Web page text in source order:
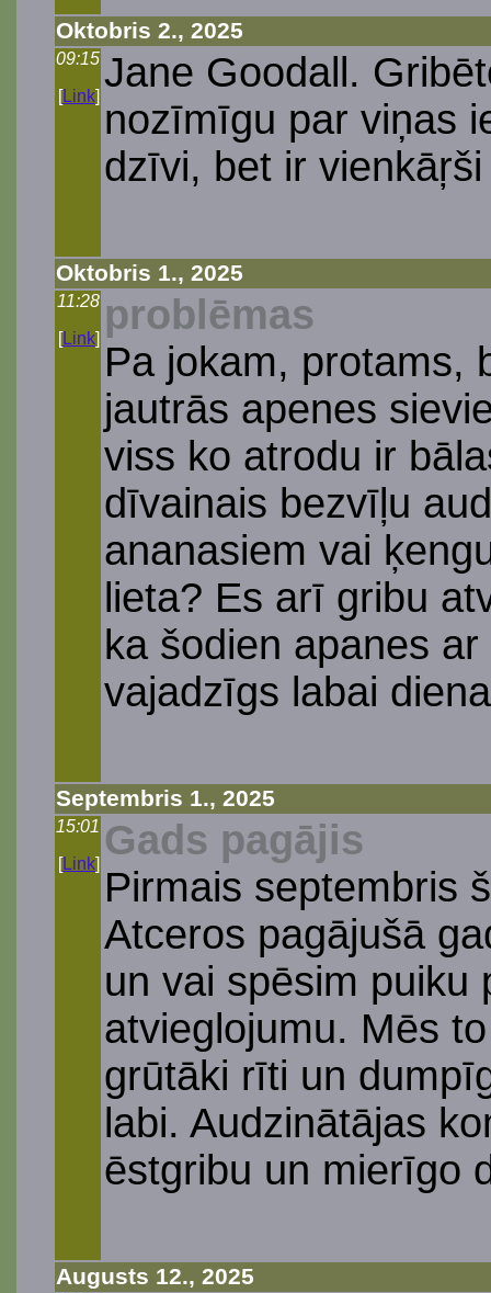
Oktobris 2., 2025
09:15
[Link]
Jane Goodall.
nozīmīgu par viņas
dzīvi, bet ir
Oktobris 1., 2025
11:28
[Link]
problēmas
Pa jokam, protams,
jautrās apenes
viss ko atrodu ir
dīvainais bezvīļu
ananasiem vai
lieta? Es arī gribu
ka šodien apanes
vajadzīgs labai
Septembris 1., 2025
15:01
[Link]
Gads pagājis
Pirmais septembris
Atceros pagājušā
un vai spēsim puiku
atvieglojumu. Mēs
grūtāki rīti un
labi. Audzinātājas
ēstgribu un mierīgo
Augusts 12., 2025